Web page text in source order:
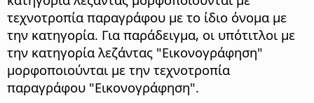
τεχνοτροπία παραγράφου με το ίδιο όνομα με
την κατηγορία. Για παράδειγμα, οι υπότιτλοι με
την κατηγορία λεζάντας "Εικονογράφηση"
μορφοποιούνται με την τεχνοτροπία
παραγράφου "Εικονογράφηση".